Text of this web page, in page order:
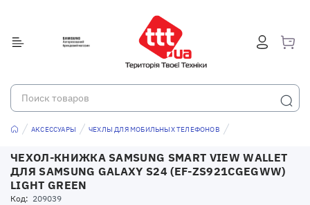
АКСЕССУАРЫ ЧЕХЛЫ ДЛЯ МОБИЛЬНЫХ ТЕЛЕФОНОВ
ЧЕХОЛ-КНИЖКА SAMSUNG SMART VIEW WALLET
ДЛЯ SAMSUNG GALAXY S24 (EF-ZS921CGEGWW)
LIGHT GREEN
Код: 209039